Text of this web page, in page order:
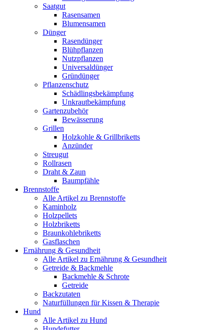
Saatgut
Rasensamen
Blumensamen
Dünger
Rasendünger
Blühpflanzen
Nutzpflanzen
Universaldünger
Gründünger
Pflanzenschutz
Schädlingsbekämpfung
Unkrautbekämpfung
Gartenzubehör
Bewässerung
Grillen
Holzkohle & Grillbriketts
Anzünder
Streugut
Rollrasen
Draht & Zaun
Baumpfähle
Brennstoffe
Alle Artikel zu Brennstoffe
Kaminholz
Holzpellets
Holzbriketts
Braunkohlebriketts
Gasflaschen
Ernährung & Gesundheit
Alle Artikel zu Ernährung & Gesundheit
Getreide & Backmehle
Backmehle & Schrote
Getreide
Backzutaten
Naturfüllungen für Kissen & Therapie
Hund
Alle Artikel zu Hund